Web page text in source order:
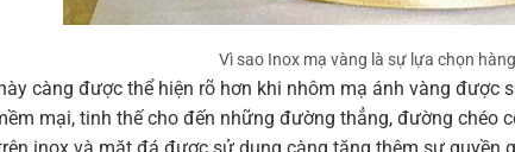
Vì sao Inox mạ vàng là sự lựa chọn
càng được thể hiện rõ hơn khi nhôm mạ ánh vàng
mại, tinh thế cho đến những đường thẳng, đường chéo